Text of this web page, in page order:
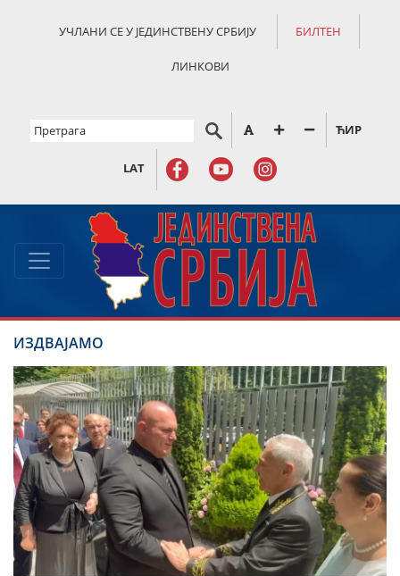
УЧЛАНИ СЕ У ЈЕДИНСТВЕНУ СРБИЈУ БИЛТЕН
ЛИНКОВИ
ЋИР
LAT
ИЗДВАЈАМО